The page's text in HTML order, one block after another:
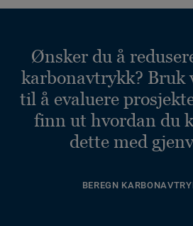
Ønsker du å
karbonavtrykk? Bruk
til å evaluere
finn ut hvordan du
dette med
BEREGN